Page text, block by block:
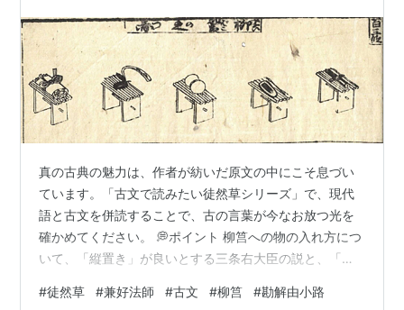
真の古典の魅力は、作者が紡いだ原文の中にこそ息づい
ています。「古文で読みたい徒然草シリーズ」で、現代
語と古文を併読することで、古の言葉が今なお放つ光を
確かめてください。 💭ポイント 柳筥への物の入れ方につ
いて、「縦置き」が良いとする三条右大臣の説と、「横
いる。 『徒然草絵抄』(小泉吉永所蔵) 出典: 国書データ
#徒然草 #兼好法師 #古文 #柳筥 #勘解由小路